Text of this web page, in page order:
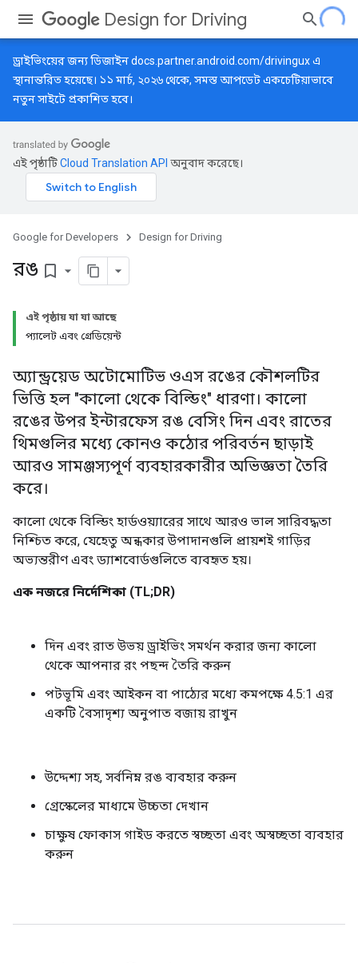
Design for Driving
ড্রাইভিংয়ের জন্য ডিজাইনdocs.partner.android.com/drivinguxএ
স্থানান্তরিত হয়েছে। ১১ মার্চ, ২০২৬ থেকে, সমস্ত আপডেট একচেটিয়াভাবে
নতুন সাইটে প্রকাশিত হবে।
এই পৃষ্ঠাটিCloud Translation API অনুবাদ করেছে।
Google for Developers Design for Driving
রঙ bookmark_border
এই পৃষ্ঠায় যা যা আছে
প্যালেট এবং গ্রেডিয়েন্ট
অ্যান্ড্রয়েড অটোমোটিভ ওএস রঙের কৌশলটির
ভিত্তি হল "কালো থেকে বিল্ডিং" ধারণা। কালো
রঙের উপর ইন্টারফেস রঙ বেসিং দিন এবং রাতের
থিমগুলির মধ্যে কোনও কঠোর পরিবর্তন ছাড়াই
আরও সামঞ্জস্যপূর্ণ ব্যবহারকারীর অভিজ্ঞতা তৈরি
করে।
কালো থেকে বিল্ডিং হার্ডওয়্যারের সাথে আরও ভাল সারিবদ্ধতা
নিশ্চিত করে, যেহেতু অন্ধকার উপাদানগুলি প্রায়শই গাড়ির
অভ্যন্তরীণ এবং ড্যাশবোর্ডগুলিতে ব্যবহৃত হয়।
এক নজরে নির্দেশিকা (TL;DR)
দিন এবং রাত উভয় ড্রাইভিং সমর্থন করার জন্য কালো
থেকে আপনার রং পছন্দ তৈরি করুন
পটভূমি এবং আইকন বা পাঠ্যের মধ্যে কমপক্ষে 4.5:1 এর
একটি বৈসাদৃশ্য অনুপাত বজায় রাখুন
উদ্দেশ্য সহ, সর্বনিম্ন রঙ ব্যবহার করুন
গ্রেস্কেলের মাধ্যমে উচ্চতা দেখান
চাক্ষুষ ফোকাস গাইড করতে স্বচ্ছতা এবং অস্বচ্ছতা ব্যবহার
করুন